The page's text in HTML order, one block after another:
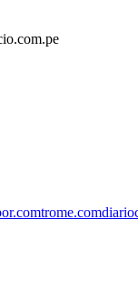
trome.com